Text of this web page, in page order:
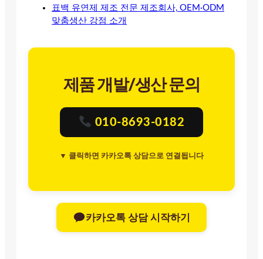
표백 유연제 제조 전문 제조회사, OEM·ODM
맞춤생산 강점 소개
제품 개발/생산 문의
010-8693-0182
▼ 클릭하면 카카오톡 상담으로 연결됩니다
카카오톡 상담 시작하기